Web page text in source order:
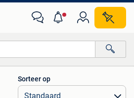
afstanden…
Sorteer op